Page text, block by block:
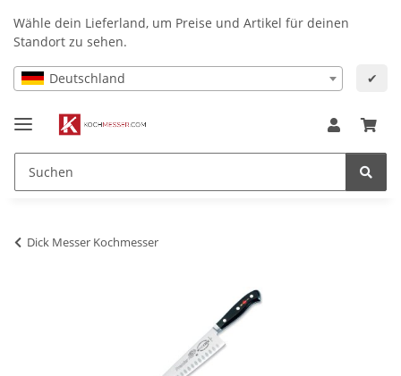
Wähle dein Lieferland, um Preise und Artikel für deinen
Standort zu sehen.
Deutschland ✔
Dick Messer Kochmesser